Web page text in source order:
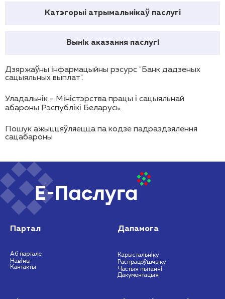
Катэгорыі атрымальнікаў паслугі
Вынік аказання паслугі
Дзяржаўны інфармацыйны рэсурс "Банк дадзеных
сацыяльных выплат".
Уладальнік - Міністэрства працы і сацыяльнай
абароны Рэспублікі Беларусь.
Пошук ажыццяўляецца па кодзе падраздзялення
сацабароны
Партал
Аб партале
Навіны
Кантакты
Дапамога
Карыстальніку
Распрацоўшчыку
Частыя пытанні
Дакументацыя